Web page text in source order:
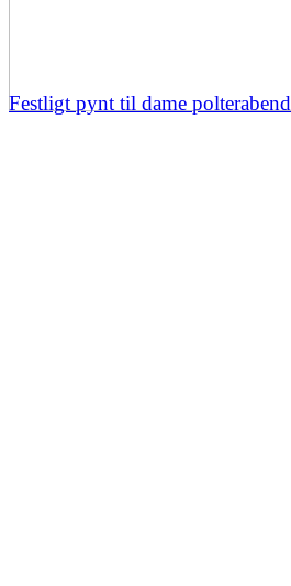
Festligt pynt til dame polterabend